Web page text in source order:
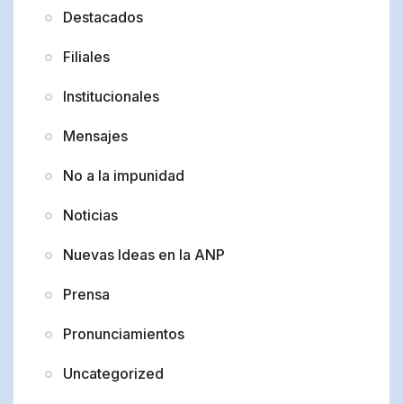
Destacados
Filiales
Institucionales
Mensajes
No a la impunidad
Noticias
Nuevas Ideas en la ANP
Prensa
Pronunciamientos
Uncategorized